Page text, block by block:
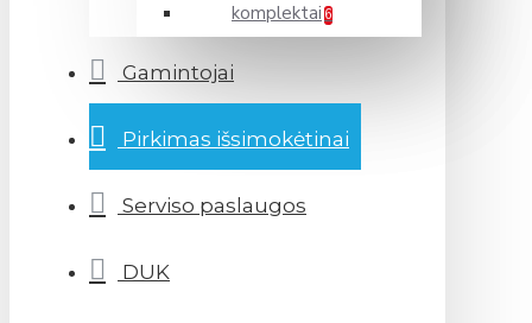
komplektai 6
Gamintojai
Pirkimas išsimokėtinai
Serviso paslaugos
DUK